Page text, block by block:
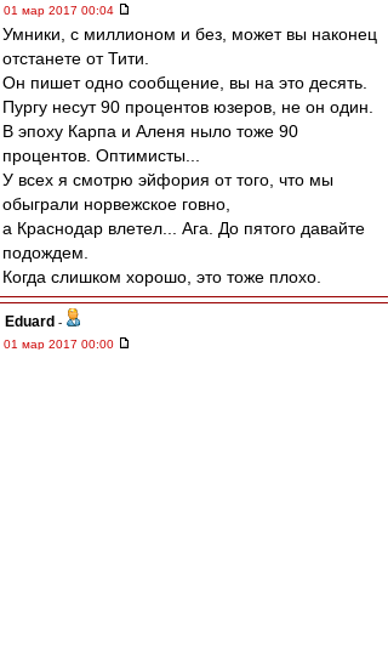
01 мар 2017 00:04
Умники, с миллионом и без, может вы наконец
отстанете от Тити.
Он пишет одно сообщение, вы на это десять.
Пургу несут 90 процентов юзеров, не он один.
В эпоху Карпа и Аленя ныло тоже 90
процентов. Оптимисты...
У всех я смотрю эйфория от того, что мы
обыграли норвежское говно,
а Краснодар влетел... Ага. До пятого давайте
подождем.
Когда слишком хорошо, это тоже плохо.
Eduard -
01 мар 2017 00:00